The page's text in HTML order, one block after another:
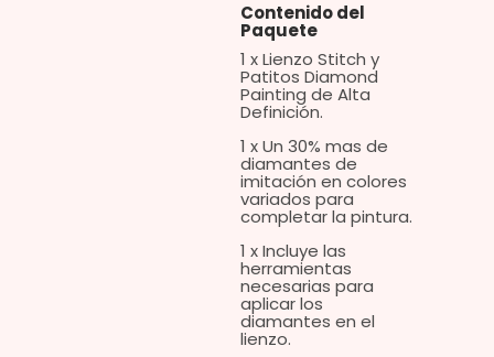
Contenido del
Paquete
1 x Lienzo Stitch y
Patitos Diamond
Painting de Alta
Definición.
1 x Un 30% mas de
diamantes de
imitación en colores
variados para
completar la pintura.
1 x Incluye las
herramientas
necesarias para
aplicar los
diamantes en el
lienzo.